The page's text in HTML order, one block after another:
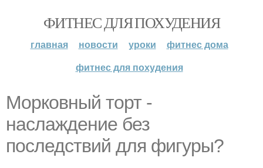
ФИТНЕС ДЛЯ ПОХУДЕНИЯ
главная новости уроки
фитнес дома
фитнес для похудения
Морковный торт -
наслаждение без
последствий для фигуры?